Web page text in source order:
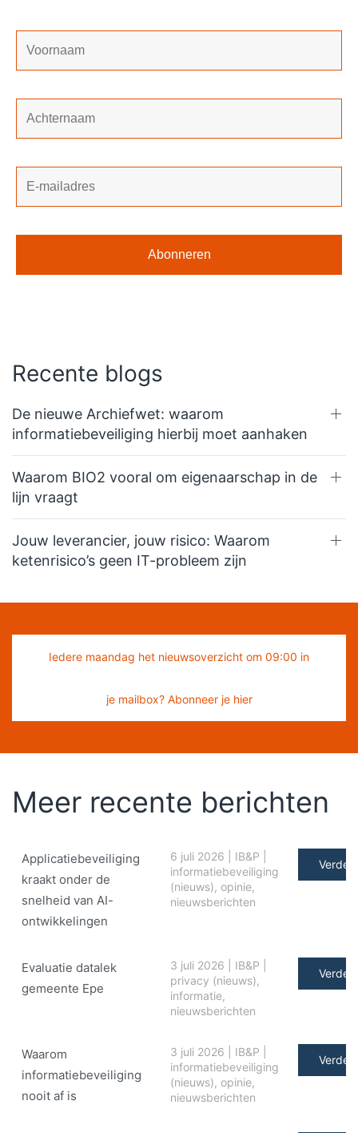
Recente blogs
De nieuwe Archiefwet: waarom
informatiebeveiliging hierbij moet aanhaken
Waarom BIO2 vooral om eigenaarschap in de
lijn vraagt
Jouw leverancier, jouw risico: Waarom
ketenrisico’s geen IT-probleem zijn
Iedere maandag het nieuwsoverzicht om 09:00 in
je mailbox? Abonneer je hier
Meer recente berichten
Applicatiebeveiliging
kraakt onder de
snelheid van AI-
ontwikkelingen
6 juli 2026 IB&P
informatiebeveiliging
(nieuws), opinie,
nieuwsberichten
Verder
Evaluatie datalek
gemeente Epe
3 juli 2026 IB&P
privacy (nieuws),
informatie,
nieuwsberichten
Verder
Waarom
informatiebeveiliging
nooit af is
3 juli 2026 IB&P
informatiebeveiliging
(nieuws), opinie,
nieuwsberichten
Verder